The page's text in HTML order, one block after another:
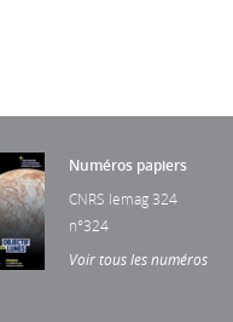
Numéros papiers
CNRS lemag 324
n°324
Voir tous les numéros